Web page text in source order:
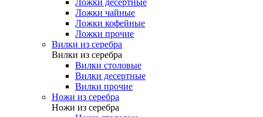
Ложки десертные
Ложки чайные
Ложки кофейные
Ложки прочие
Вилки из серебра
Вилки из серебра
Вилки столовые
Вилки десертные
Вилки прочие
Ножи из серебра
Ножи из серебра